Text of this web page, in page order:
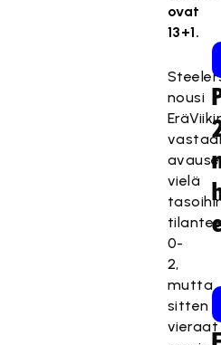
ovat
13+1.
nousi
vielä
0-
2,
mutta
sitten
vieraat